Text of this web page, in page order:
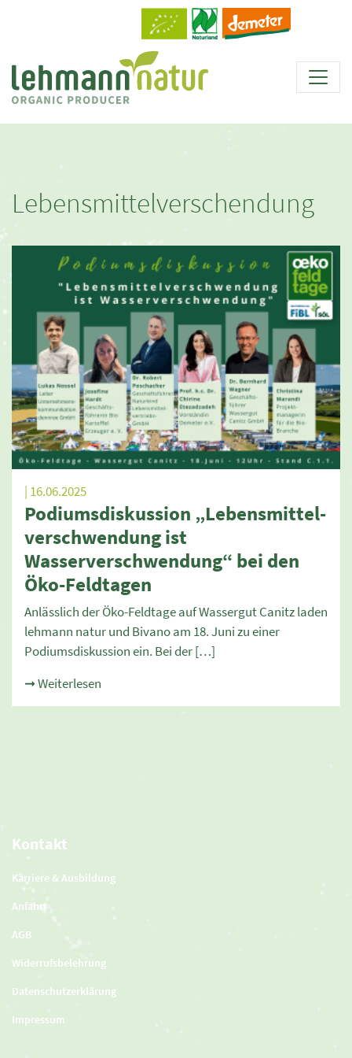
Lebensmittelverschendung
| 16.06.2025
Podiumsdiskussion „Lebensmittel-
verschwendung ist
Wasserverschwendung“ bei den
Öko-Feldtagen
Anlässlich der Öko-Feldtage auf Wassergut Canitz laden
lehmann natur und Bivano am 18. Juni zu einer
Podiumsdiskussion ein. Bei der […]
➞ Weiterlesen
Kontakt
Karriere & Ausbildung
Anfahrt
AGB
Widerrufsbelehrung
Datenschutzerklärung
Impressum